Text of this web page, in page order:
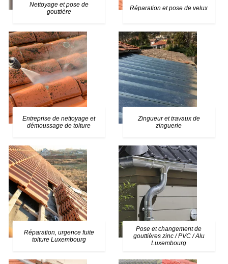
Nettoyage et pose de
gouttière
Réparation et pose de velux
Entreprise de nettoyage et
démoussage de toiture
Zingueur et travaux de
zinguerie
Réparation, urgence fuite
toiture Luxembourg
Pose et changement de
gouttières zinc / PVC / Alu
Luxembourg